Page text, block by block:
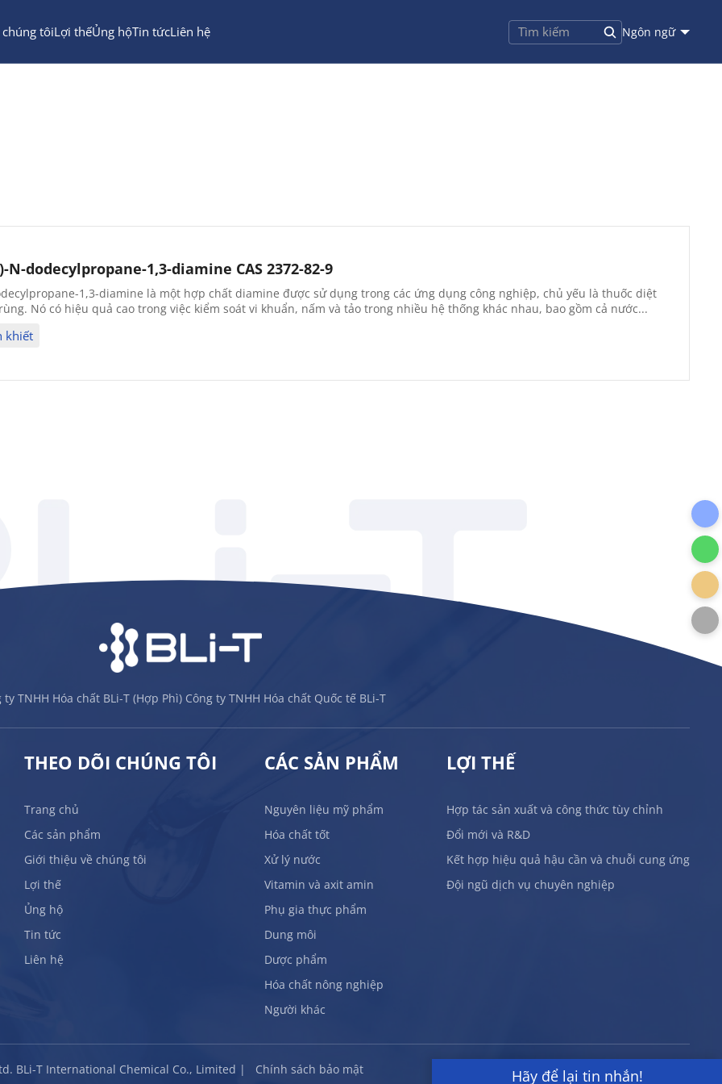
tôiLợi thếỦng hộTin tứcLiên hệ Ngôn ngữ
dodecylpropane-1,3-diamine CAS 2372-82-9
1,3-diamine là một hợp chất diamine được sử dụng trong các ứng dụng công nghiệp, chủ yếu là thuốc diệt
Nó có hiệu quả cao trong việc kiểm soát vi khuẩn, nấm và tảo trong nhiều hệ thống khác nhau, bao gồm cả nước...
khiết
ty TNHH Hóa chất BLi-T (Hợp Phì) Công ty TNHH Hóa chất Quốc tế BLi-T
THEO DÕI CHÚNG TÔI
Trang chủ
Các sản phẩm
Giới thiệu về chúng tôi
Lợi thế
Ủng hộ
Tin tức
Liên hệ
CÁC SẢN PHẨM
Nguyên liệu mỹ phẩm
Hóa chất tốt
Xử lý nước
Vitamin và axit amin
Phụ gia thực phẩm
Dung môi
Dược phẩm
Hóa chất nông nghiệp
Người khác
LỢI THẾ
Hợp tác sản xuất và công thức tùy chỉnh
Đổi mới và R&D
Kết hợp hiệu quả hậu cần và chuỗi cung ứng
Đội ngũ dịch vụ chuyên nghiệp
BLi-T International Chemical Co., Limited | Chính sách bảo mật Hãy để lại tin nhắn!